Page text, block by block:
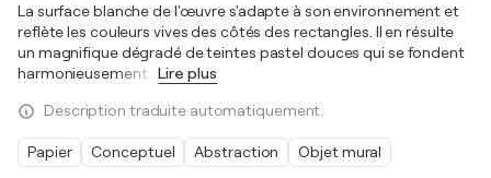
La surface blanche de l'œuvre s'adapte à son environnement et
reflète les couleurs vives des côtés des rectangles. Il en résulte
un magnifique dégradé de teintes pastel douces qui se fondent
harmonieusement
Lire plus
Description traduite automatiquement.
Papier Conceptuel Abstraction Objet mural